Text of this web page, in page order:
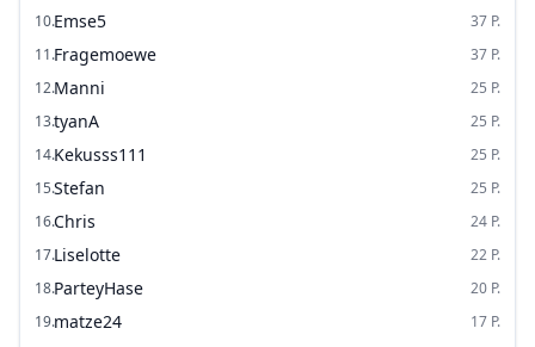
10.Emse5 37 P.
11.Fragemoewe 37 P.
12.Manni 25 P.
13.tyanA 25 P.
14.Kekusss111 25 P.
15.Stefan 25 P.
16.Chris 24 P.
17.Liselotte 22 P.
18.ParteyHase 20 P.
19.matze24 17 P.